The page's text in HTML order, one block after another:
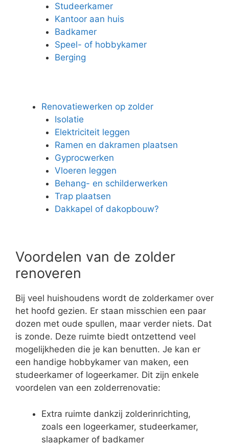
Studeerkamer
Kantoor aan huis
Badkamer
Speel- of hobbykamer
Berging
Renovatiewerken op zolder
Isolatie
Elektriciteit leggen
Ramen en dakramen plaatsen
Gyprocwerken
Vloeren leggen
Behang- en schilderwerken
Trap plaatsen
Dakkapel of dakopbouw?
Voordelen van de zolder
renoveren
Bij veel huishoudens wordt de zolderkamer over
het hoofd gezien. Er staan misschien een paar
dozen met oude spullen, maar verder niets. Dat
is zonde. Deze ruimte biedt ontzettend veel
mogelijkheden die je kan benutten. Je kan er
een handige hobbykamer van maken, een
studeerkamer of logeerkamer. Dit zijn enkele
voordelen van een zolderrenovatie:
Extra ruimte dankzij zolderinrichting,
zoals een logeerkamer, studeerkamer,
slaapkamer of badkamer